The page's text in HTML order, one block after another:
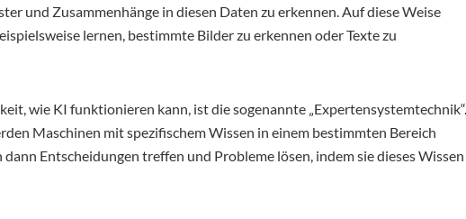
und Zusammenhänge in diesen Daten zu erkennen. Auf diese Weise
lernen, bestimmte Bilder zu erkennen oder Texte zu
wie KI funktionieren kann, ist die sogenannte „Expertensystemtechnik“.
Maschinen mit spezifischem Wissen in einem bestimmten Bereich
Entscheidungen treffen und Probleme lösen, indem sie dieses Wissen